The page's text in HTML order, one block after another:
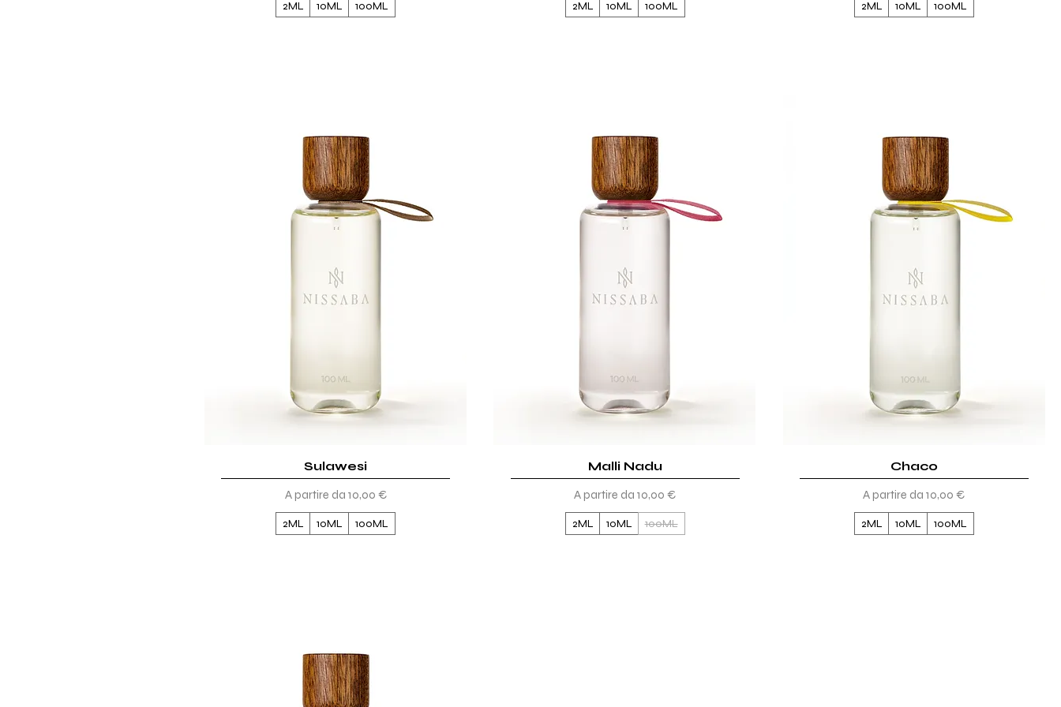
2ML 10ML 100ML 2ML 10ML 100ML 2ML 10ML 100ML
Vista rapida
Sulawesi
A partire da 10,00 €
Prezzo scontato
2ML 10ML 100ML
Vista rapida
Malli Nadu
A partire da10,00 €
Prezzo scontato
2ML 10ML 100ML
Vista rapida
Chaco
A partire da10,00 €
Prezzo scontato
2ML 10ML 100ML